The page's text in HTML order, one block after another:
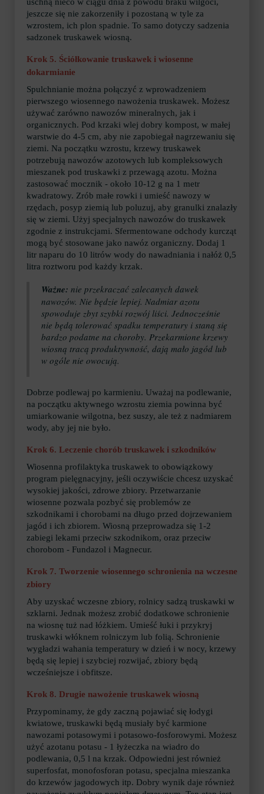
uschną nieco w ciągu dnia z powodu braku wilgoci,
jeszcze się nie zakorzeniły i pozostaną w tyle za
wzrostem, ich plon spadnie. To samo dotyczy sadzenia
sadzonek truskawek wiosną.
Krok 5. Ściółkowanie truskawek i wiosenne
dokarmianie
Spulchnianie można połączyć z wprowadzeniem
pierwszego wiosennego nawożenia truskawek. Możesz
używać zarówno nawozów mineralnych, jak i
organicznych. Pod krzaki wlej dobry kompost, w małej
warstwie do 4-5 cm, aby nie zapobiegał nagrzewaniu się
ziemi. Na początku wzrostu, krzewy truskawek
potrzebują nawozów azotowych lub kompleksowych
mieszanek pod truskawki z przewagą azotu. Można
zastosować mocznik - około 10-12 g na 1 metr
kwadratowy. Zrób małe rowki i umieść nawozy w
rzędach, posyp ziemią lub poluzuj, aby granulki znalazły
się w ziemi. Użyj specjalnych nawozów do truskawek
zgodnie z instrukcjami. Sfermentowane odchody kurcząt
mogą być stosowane jako nawóz organiczny. Dodaj 1
litr naparu do 10 litrów wody do nawadniania i nałóż 0,5
litra roztworu pod każdy krzak.
Ważne: nie przekraczać zalecanych dawek
nawozów. Nie będzie lepiej. Nadmiar azotu
spowoduje zbyt szybki rozwój liści. Jednocześnie
nie będą tolerować spadku temperatury i staną się
bardzo podatne na choroby. Przekarmione krzewy
wiosną tracą produktywność, dają mało jagód lub
w ogóle nie owocują.
Dobrze podlewaj po karmieniu. Uważaj na podlewanie,
na początku aktywnego wzrostu ziemia powinna być
umiarkowanie wilgotna, bez suszy, ale też z nadmiarem
wody, aby jej nie było.
Krok 6. Leczenie chorób truskawek i szkodników
Wiosenna profilaktyka truskawek to obowiązkowy
program pielęgnacyjny, jeśli oczywiście chcesz uzyskać
wysokiej jakości, zdrowe zbiory. Przetwarzanie
wiosenne pozwala pozbyć się problemów ze
szkodnikami i chorobami na długo przed dojrzewaniem
jagód i ich zbiorem. Wiosną przeprowadza się 1-2
zabiegi lekami przeciw szkodnikom, oraz przeciw
chorobom - Fundazol i Magnecur.
Krok 7. Tworzenie wiosennego schronienia na wczesne
zbiory
Aby uzyskać wczesne zbiory, rolnicy sadzą truskawki w
szklarni. Jednak możesz zrobić dodatkowe schronienie
na wiosnę tuż nad łóżkiem. Umieść łuki i przykryj
truskawki włóknem rolniczym lub folią. Schronienie
wygładzi wahania temperatury w dzień i w nocy, krzewy
będą się lepiej i szybciej rozwijać, zbiory będą
wcześniejsze i obfitsze.
Krok 8. Drugie nawożenie truskawek wiosną
Przypominamy, że gdy zaczną pojawiać się łodygi
kwiatowe, truskawki będą musiały być karmione
nawozami potasowymi i potasowo-fosforowymi. Możesz
użyć azotanu potasu - 1 łyżeczka na wiadro do
podlewania, 0,5 l na krzak. Odpowiedni jest również
superfosfat, monofosforan potasu, specjalna mieszanka
do krzewów jagodowych itp. Dobry wynik daje również